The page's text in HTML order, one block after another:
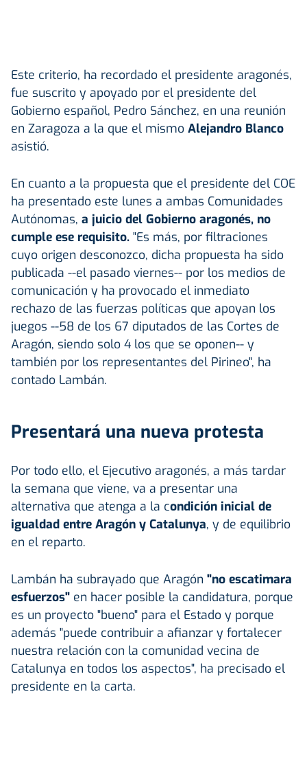
Este criterio, ha recordado el presidente aragonés,
fue suscrito y apoyado por el presidente del
Gobierno español, Pedro Sánchez, en una reunión
en Zaragoza a la que el mismo Alejandro Blanco
asistió.
En cuanto a la propuesta que el presidente del COE
ha presentado este lunes a ambas Comunidades
Autónomas, a juicio del Gobierno aragonés, no
cumple ese requisito. "Es más, por filtraciones
cuyo origen desconozco, dicha propuesta ha sido
publicada --el pasado viernes-- por los medios de
comunicación y ha provocado el inmediato
rechazo de las fuerzas políticas que apoyan los
juegos --58 de los 67 diputados de las Cortes de
Aragón, siendo solo 4 los que se oponen-- y
también por los representantes del Pirineo", ha
contado Lambán.
Presentará una nueva protesta
Por todo ello, el Ejecutivo aragonés, a más tardar
la semana que viene, va a presentar una
alternativa que atenga a la condición inicial de
igualdad entre Aragón y Catalunya, y de equilibrio
en el reparto.
Lambán ha subrayado que Aragón "no escatimara
esfuerzos" en hacer posible la candidatura, porque
es un proyecto "bueno" para el Estado y porque
además "puede contribuir a afianzar y fortalecer
nuestra relación con la comunidad vecina de
Catalunya en todos los aspectos", ha precisado el
presidente en la carta.